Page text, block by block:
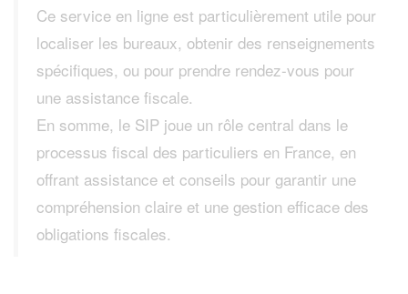
Ce service en ligne est particulièrement utile pour
localiser les bureaux, obtenir des renseignements
spécifiques, ou pour prendre rendez-vous pour
une assistance fiscale.
En somme, le SIP joue un rôle central dans le
processus fiscal des particuliers en France, en
offrant assistance et conseils pour garantir une
compréhension claire et une gestion efficace des
obligations fiscales.